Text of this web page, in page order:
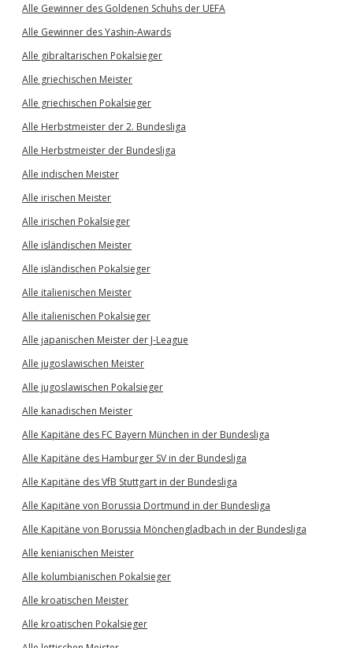
Alle Gewinner des Goldenen Schuhs der UEFA
Alle Gewinner des Yashin-Awards
Alle gibraltarischen Pokalsieger
Alle griechischen Meister
Alle griechischen Pokalsieger
Alle Herbstmeister der 2. Bundesliga
Alle Herbstmeister der Bundesliga
Alle indischen Meister
Alle irischen Meister
Alle irischen Pokalsieger
Alle isländischen Meister
Alle isländischen Pokalsieger
Alle italienischen Meister
Alle italienischen Pokalsieger
Alle japanischen Meister der J-League
Alle jugoslawischen Meister
Alle jugoslawischen Pokalsieger
Alle kanadischen Meister
Alle Kapitäne des FC Bayern München in der Bundesliga
Alle Kapitäne des Hamburger SV in der Bundesliga
Alle Kapitäne des VfB Stuttgart in der Bundesliga
Alle Kapitäne von Borussia Dortmund in der Bundesliga
Alle Kapitäne von Borussia Mönchengladbach in der Bundesliga
Alle kenianischen Meister
Alle kolumbianischen Pokalsieger
Alle kroatischen Meister
Alle kroatischen Pokalsieger